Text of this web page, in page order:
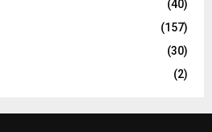
(40)
(157)
(30)
(2)